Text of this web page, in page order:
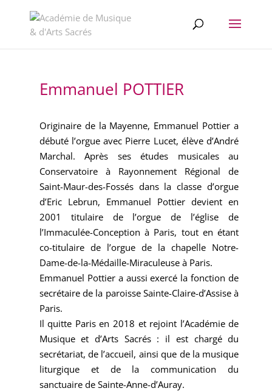
Emmanuel POTTIER
Originaire de la Mayenne, Emmanuel Pottier a
débuté l’orgue avec Pierre Lucet, élève d’André
Marchal. Après ses études musicales au
Conservatoire à Rayonnement Régional de
Saint-Maur-des-Fossés dans la classe d’orgue
d’Eric Lebrun, Emmanuel Pottier devient en
2001 titulaire de l’orgue de l’église de
l’Immaculée-Conception à Paris, tout en étant
co-titulaire de l’orgue de la chapelle Notre-
Dame-de-la-Médaille-Miraculeuse à Paris.
Emmanuel Pottier a aussi exercé la fonction de
secrétaire de la paroisse Sainte-Claire-d’Assise à
Paris.
Il quitte Paris en 2018 et rejoint l’Académie de
Musique et d’Arts Sacrés : il est chargé du
secrétariat, de l’accueil, ainsi que de la musique
liturgique et de la communication du
sanctuaire de Sainte-Anne-d’Auray.